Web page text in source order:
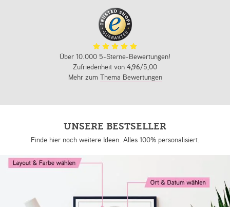
Über 10.000 5-Sterne-Bewertungen!
Zufriedenheit von 4,96/5,00
Mehr zum Thema Bewertungen
UNSERE BESTSELLER
Finde hier noch weitere Ideen. Alles 100% personalisiert.